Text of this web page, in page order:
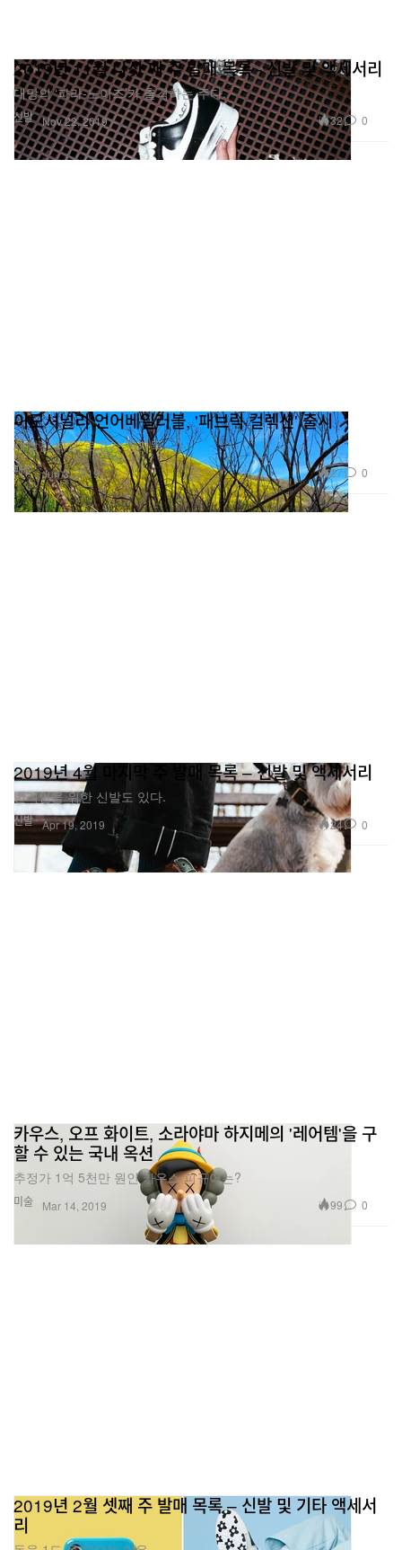
신발
2019년 11월 다섯 째 주 발매 목록 - 신발 및 액세서리
대망의 ‘파라-노이즈’가 출격하는 주다.
Nov 22, 2019 32 0
패션
이모셔널리 언어베일러블, '패브릭 컬렉션' 출시
새빨간 하트 로고가 한가득.
Jun 3, 2019 27 0
신발
2019년 4월 마지막 주 발매 목록 – 신발 및 액세서리
반려인을 위한 신발도 있다.
Apr 19, 2019 24 0
미술
카우스, 오프 화이트, 소라야마 하지메의 '레어템'을 구
할 수 있는 국내 옥션
추정가 1억 5천만 원인 카우스 피규어는?
Mar 14, 2019 99 0
2019년 2월 셋째 주 발매 목록 – 신발 및 기타 액세서
리